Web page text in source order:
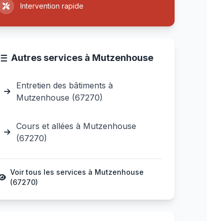
Intervention rapide
Autres services à Mutzenhouse
Entretien des bâtiments à
Mutzenhouse (67270)
Cours et allées à Mutzenhouse
(67270)
Voir tous les services à Mutzenhouse
(67270)